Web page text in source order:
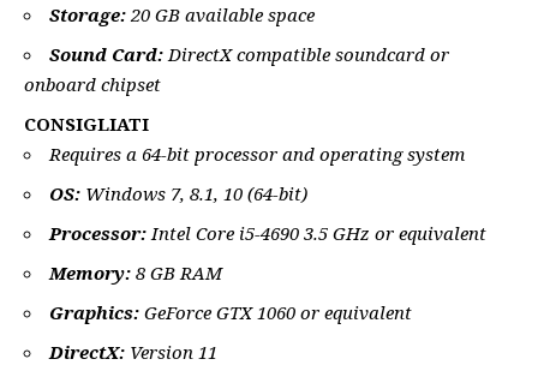
Storage: 20 GB available space
Sound Card: DirectX compatible soundcard or
onboard chipset
CONSIGLIATI
Requires a 64-bit processor and operating system
OS: Windows 7, 8.1, 10 (64-bit)
Processor: Intel Core i5-4690 3.5 GHz or equivalent
Memory: 8 GB RAM
Graphics: GeForce GTX 1060 or equivalent
DirectX: Version 11